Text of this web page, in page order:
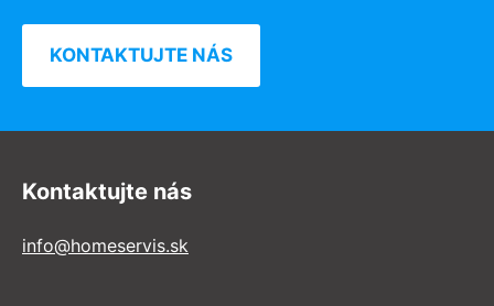
KONTAKTUJTE NÁS
Kontaktujte nás
info@homeservis.sk